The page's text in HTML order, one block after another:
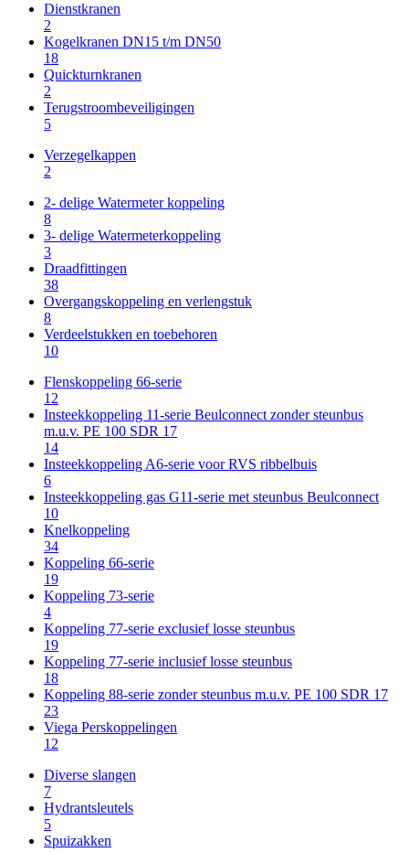
Dienstkranen
2
Kogelkranen DN15 t/m DN50
18
Quickturnkranen
2
Terugstroombeveiligingen
5
Verzegelkappen
2
2- delige Watermeter koppeling
8
3- delige Watermeterkoppeling
3
Draadfittingen
38
Overgangskoppeling en verlengstuk
8
Verdeelstukken en toebehoren
10
Flenskoppeling 66-serie
12
Insteekkoppeling 11-serie Beulconnect zonder steunbus
m.u.v. PE 100 SDR 17
14
Insteekkoppeling A6-serie voor RVS ribbelbuis
6
Insteekkoppeling gas G11-serie met steunbus Beulconnect
10
Knelkoppeling
34
Koppeling 66-serie
19
Koppeling 73-serie
4
Koppeling 77-serie exclusief losse steunbus
19
Koppeling 77-serie inclusief losse steunbus
18
Koppeling 88-serie zonder steunbus m.u.v. PE 100 SDR 17
23
Viega Perskoppelingen
12
Diverse slangen
7
Hydrantsleutels
5
Spuizakken